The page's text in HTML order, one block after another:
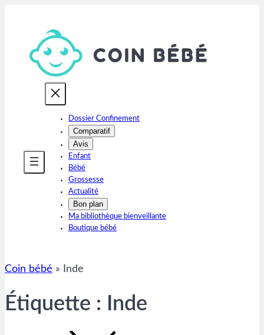
contenu
Dossier Confinement
Comparatif
Avis
Enfant
Bébé
Grossesse
Actualité
Bon plan
Ma bibliothèque bienveillante
Boutique bébé
Coin bébé » Inde
Étiquette : Inde